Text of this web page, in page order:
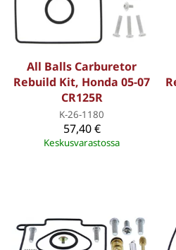
All Balls Carburetor
Rebuild Kit, Honda 05-07
CR125R
K-26-1180
57,40 €
Keskusvarastossa